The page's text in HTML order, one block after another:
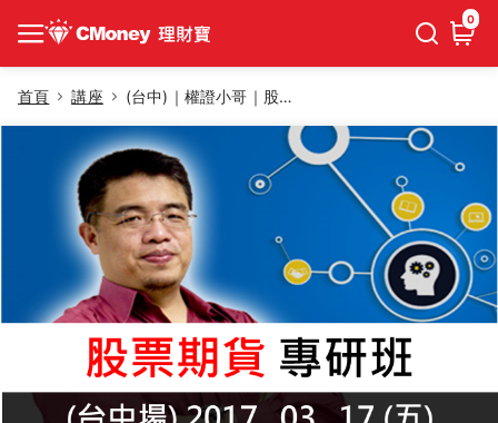
0
首頁 講座 (台中)｜權證小哥｜股票期貨專研班